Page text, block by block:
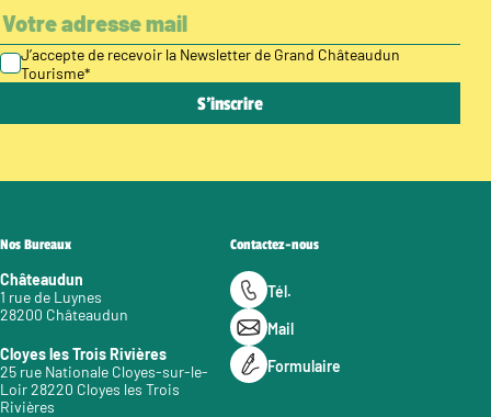
J’accepte de recevoir la Newsletter de Grand Châteaudun
Tourisme*
Nos Bureaux
Châteaudun
1 rue de Luynes
28200 Châteaudun
Cloyes les Trois Rivières
25 rue Nationale Cloyes-sur-le-
Loir 28220 Cloyes les Trois
Rivières
Contactez-nous
Tél.
Mail
Formulaire